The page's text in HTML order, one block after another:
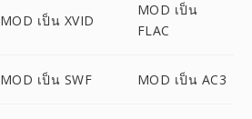
MOD เป็น XVID
MOD เป็น
FLAC
MOD เป็น SWF MOD เป็น AC3